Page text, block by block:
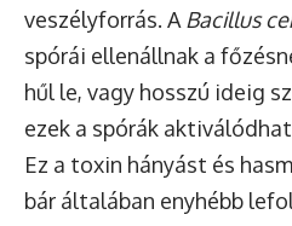
veszélyforrás. A Bacillus
spórái ellenállnak a
hűl le, vagy hosszú ideig
ezek a spórák
Ez a toxin hányást és
bár általában enyhébb